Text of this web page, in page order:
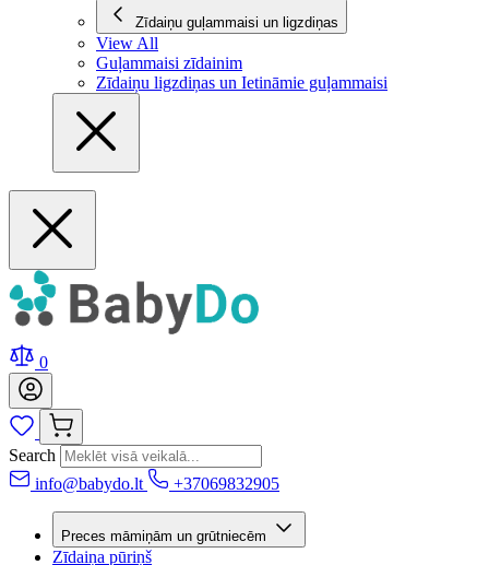
Zīdaiņu guļammaisi un ligzdiņas
View All
Guļammaisi zīdainim
Zīdaiņu ligzdiņas un Ietināmie guļammaisi
0
Search
info@babydo.lt
+37069832905
Preces māmiņām un grūtniecēm
Zīdaiņa pūriņš